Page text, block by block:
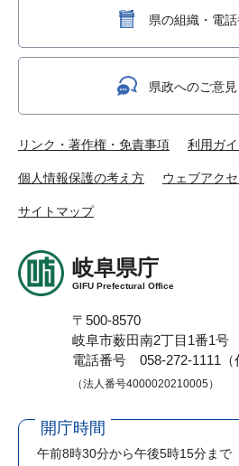
県の組織・電
県政へのご意
リンク・著作権・免責事項 利用ガイ
個人情報保護の考え方 ウェブアク
サイトマップ
岐阜県庁
GIFU Prefectural Office
〒500-8570
岐阜市薮田南2丁目1番1号
電話番号 058-272-1111（
（法人番号4000020210005）
開庁時間
午前8時30分から午後5時15分まで